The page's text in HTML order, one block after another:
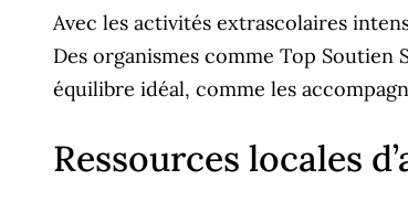
Avec les activités extrascolaires
Des organismes comme Top
équilibre idéal, comme les
Ressources locales